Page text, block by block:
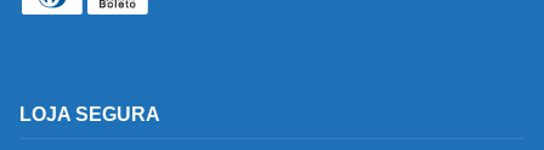
LOJA SEGURA